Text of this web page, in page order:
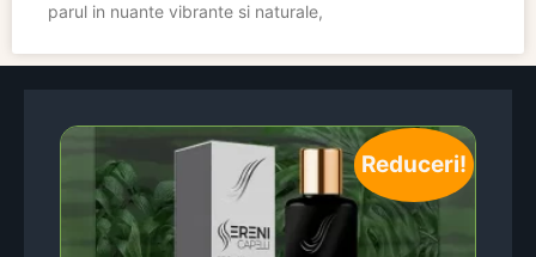
parul in nuante vibrante si naturale,
Reduceri!